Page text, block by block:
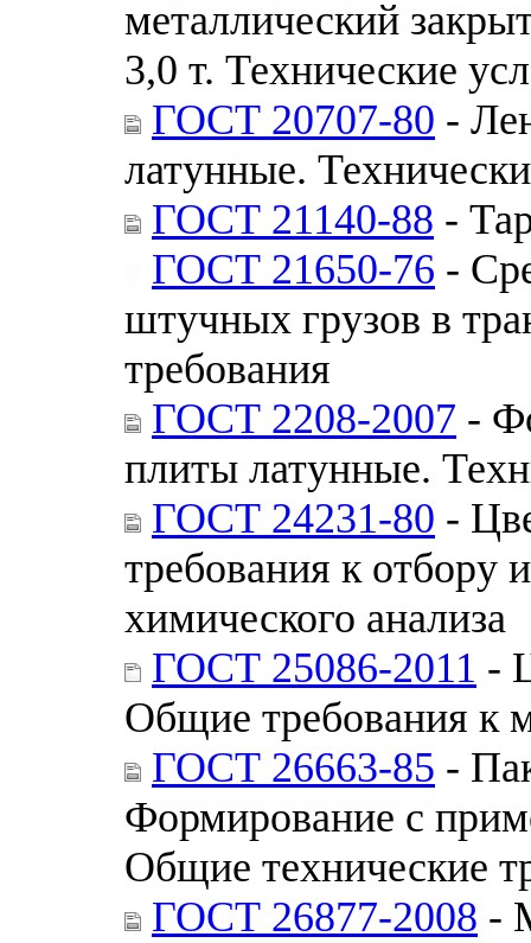
металлический
3,0 т. Технические
ГОСТ 20707-80 -
латунные.
ГОСТ 21140-88 -
ГОСТ 21650-76 -
штучных грузов в
требования
ГОСТ 2208-2007 -
плиты латунные.
ГОСТ 24231-80 -
требования к отбору
химического анализа
ГОСТ 25086-2011 -
Общие требования к
ГОСТ 26663-85 -
Формирование с
Общие технические
ГОСТ 26877-2008 -